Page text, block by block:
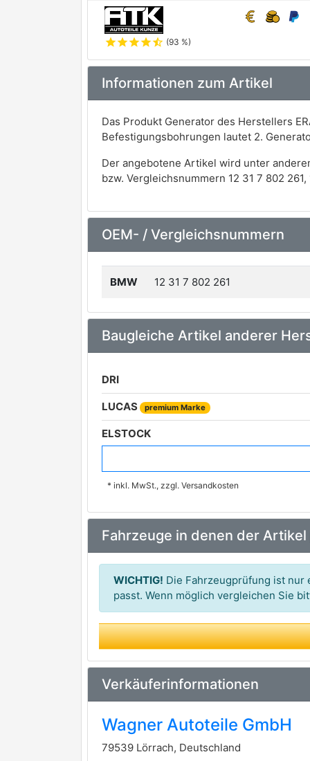
starstarstarstarstar_half (93 %)
Informationen zum Artikel
Das Produkt Generator des Herstellers
Befestigungsbohrungen lautet 2.
Der angebotene Artikel wird unter
bzw. Vergleichsnummern 12 31 7 802
OEM- / Vergleichsnummern
BMW 12 31 7 802 261
Baugleiche Artikel anderer
DRI
LUCAS premium Marke
ELSTOCK
BV PSH
AS-PL
WAI
MAGNETI MARELLI
FRIESEN
STARDAX
TRISCAN premium Marke
BOSCH
JP GROUP
HELLA
* inkl. MwSt., zzgl. Versandkosten
Fahrzeuge in denen der
WICHTIG! Die Fahrzeugprüfung ist nur
passt. Wenn möglich vergleichen Sie
Verkäuferinformationen
Wagner Autoteile GmbH
79539 Lörrach, Deutschland